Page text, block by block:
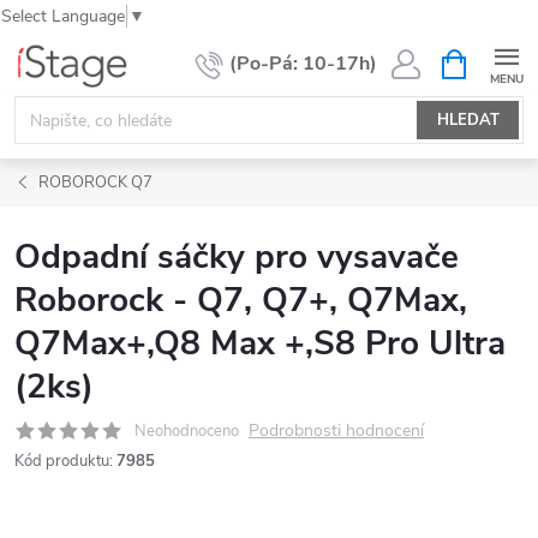
Select Language ▼
Přejít
obsah
HLEDAT
NÁKUPNÍ
KOŠÍK
ROBOROCK Q7
Odpadní sáčky pro vysavače
Roborock - Q7, Q7+, Q7Max,
Q7Max+,Q8 Max +,S8 Pro Ultra
(2ks)
Neohodnoceno Podrobnosti hodnocení
Kód produktu: 7985